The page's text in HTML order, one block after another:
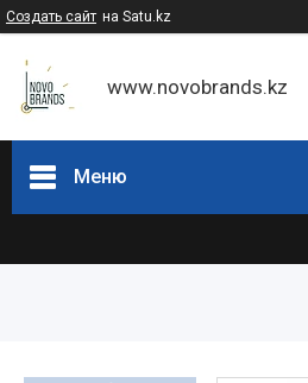
Создать сайт на Satu.kz
www.novobrands.kz
Меню